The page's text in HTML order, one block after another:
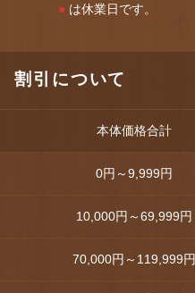
● は休業日です。
割引について
本体価格合計
0円～9,999円
10,000円～69,999円
70,000円～119,999円